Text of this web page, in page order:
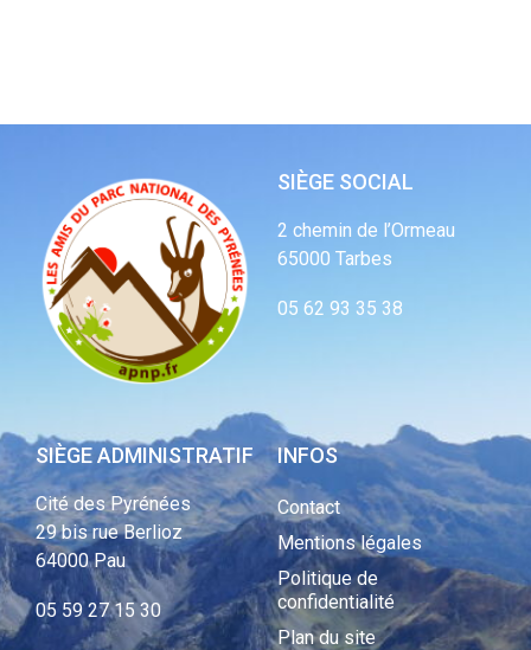
SIÈGE SOCIAL
2 chemin de l’Ormeau
65000 Tarbes
05 62 93 35 38
SIÈGE ADMINISTRATIF
Cité des Pyrénées
29 bis rue Berlioz
64000 Pau
05 59 27 15 30
INFOS
Contact
Mentions légales
Politique de
confidentialité
Plan du site